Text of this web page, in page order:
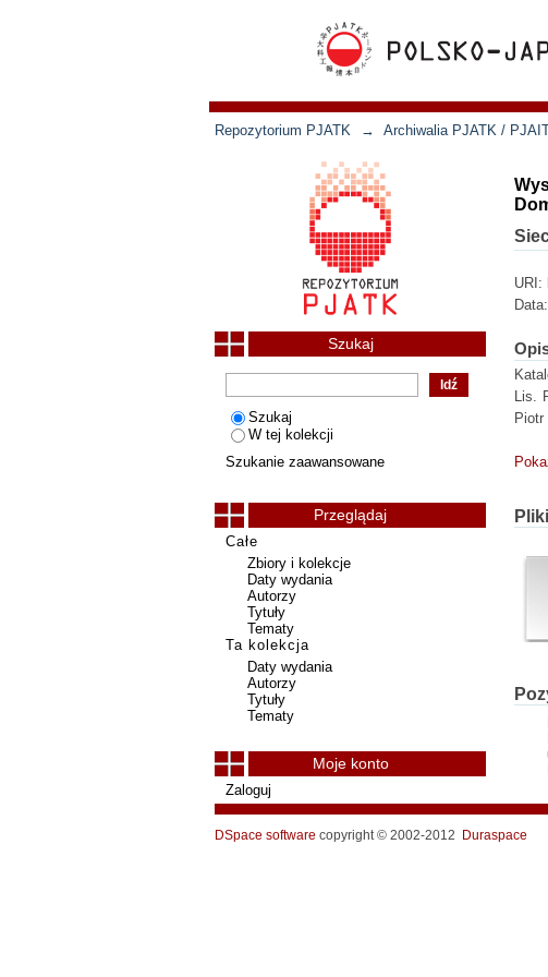
Repozytorium PJATK → Archiwalia PJATK /
URI:
Data:
Lis.
Szukaj
Szukaj
W tej kolekcji
Szukanie zaawansowane
Przeglądaj
Całe
Zbiory i kolekcje
Daty wydania
Autorzy
Tytuły
Tematy
Ta kolekcja
Daty wydania
Autorzy
Tytuły
Tematy
Moje konto
Zaloguj
DSpace software copyright © 2002-2012 Duraspace